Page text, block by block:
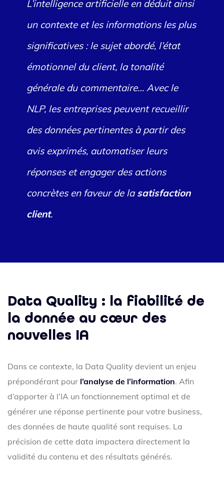
L’intelligence artificielle en déduit ainsi
un contexte et les informations les plus
significatives : le sujet abordé, l’état
émotionnel du client, la tonalité
générale du commentaire… Avec le
NLP, les entreprises peuvent recueillir
des données pertinentes à partir des
avis exprimés, automatiser leurs
réponses et engager des actions
concrètes en faveur de lasatisfaction
client.
Data Quality : la fiabilité de
la donnée au cœur des
nouvelles IA
Dans ce contexte, la Data Quality devient un enjeu
prépondérant pour l’analyse de l’information. Afin
d’apporter à l’IA un fonctionnement optimal et de
générer une réponse pertinente pour votre business,
des données de haute qualité sont requises. La
précision de cette data impactera directement la
validité du contenu et des résultats générés.